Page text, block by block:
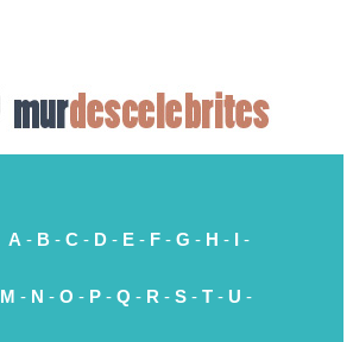
A - B - C - D - E - F - G - H - I -
M - N - O - P - Q - R - S - T - U -